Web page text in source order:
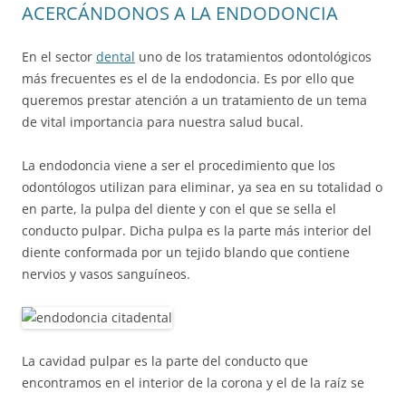
ACERCÁNDONOS A LA ENDODONCIA
En el sector dental uno de los tratamientos odontológicos
más frecuentes es el de la endodoncia. Es por ello que
queremos prestar atención a un tratamiento de un tema
de vital importancia para nuestra salud bucal.
La endodoncia viene a ser el procedimiento que los
odontólogos utilizan para eliminar, ya sea en su totalidad o
en parte, la pulpa del diente y con el que se sella el
conducto pulpar. Dicha pulpa es la parte más interior del
diente conformada por un tejido blando que contiene
nervios y vasos sanguíneos.
La cavidad pulpar es la parte del conducto que
encontramos en el interior de la corona y el de la raíz se